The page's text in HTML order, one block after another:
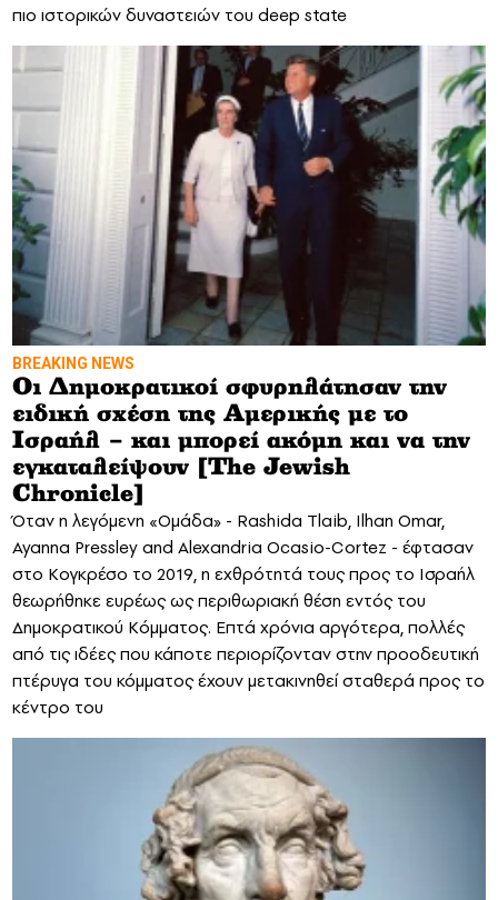
πιο ιστορικών δυναστειών του deep state
BREAKING NEWS
Οι Δημοκρατικοί σφυρηλάτησαν την
ειδική σχέση της Αμερικής με το
Ισραήλ – και μπορεί ακόμη και να την
εγκαταλείψουν [The Jewish
Chronicle]
Όταν η λεγόμενη «Ομάδα» - Rashida Tlaib, Ilhan Omar,
Ayanna Pressley and Alexandria Ocasio-Cortez - έφτασαν
στο Κογκρέσο το 2019, η εχθρότητά τους προς το Ισραήλ
θεωρήθηκε ευρέως ως περιθωριακή θέση εντός του
Δημοκρατικού Κόμματος. Επτά χρόνια αργότερα, πολλές
από τις ιδέες που κάποτε περιορίζονταν στην προοδευτική
πτέρυγα του κόμματος έχουν μετακινηθεί σταθερά προς το
κέντρο του